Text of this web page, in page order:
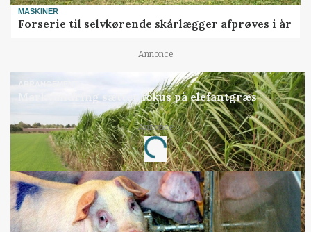
MASKINER
Forserie til selvkørende skårlægger afprøves i år
Annonce
ARRANGEMENT
Markvandring sætter fokus på elefantgræs
Annonce
Loading...